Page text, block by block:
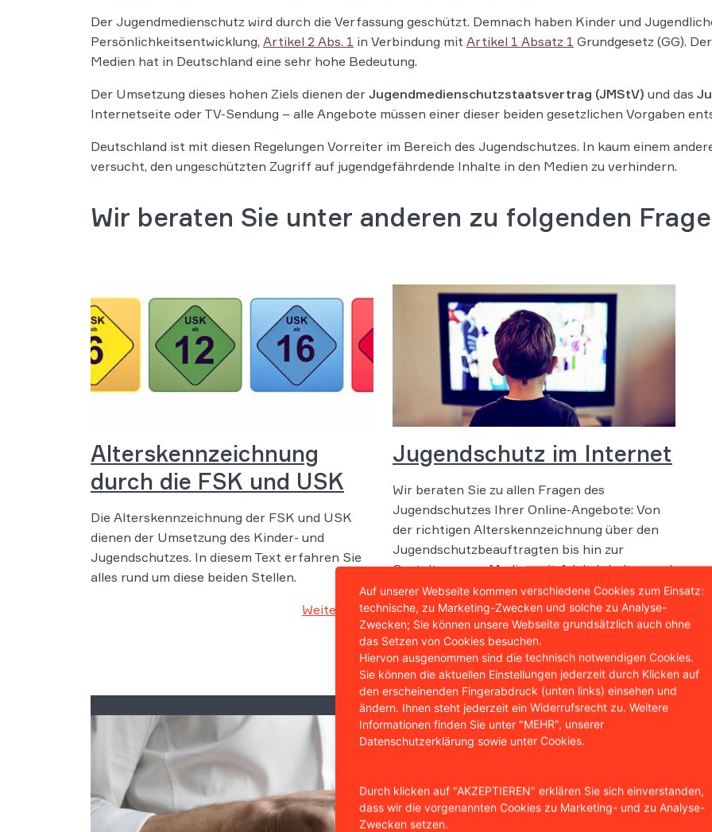
Der Jugendmedienschutz wird durch die Verfassung geschützt. Demnach haben Kinder und
Persönlichkeitsentwicklung, Artikel 2 Abs. 1 in Verbindung mit Artikel 1 Absatz 1 Grundgesetz (GG).
Medien hat in Deutschland eine sehr hohe Bedeutung.
Der Umsetzung dieses hohen Ziels dienen der Jugendmedienschutzstaatsvertrag (JMStV) und das
Internetseite oder TV-Sendung – alle Angebote müssen einer dieser beiden gesetzlichen Vorgaben
Deutschland ist mit diesen Regelungen Vorreiter im Bereich des Jugendschutzes. In kaum einem
versucht, den ungeschützten Zugriff auf jugendgefährdende Inhalte in den Medien zu verhindern.
Wir beraten Sie unter anderen zu folgenden
Alterskennzeichnung
durch die FSK und USK
Die Alterskennzeichnung der FSK und USK
dienen der Umsetzung des Kinder- und
Jugendschutzes. In diesem Text erfahren Sie
alles rund um diese beiden Stellen.
Weiterlesen
Jugendschutz im Internet
Wir beraten Sie zu allen Fragen des
Jugendschutzes Ihrer Online-Angebote: Von
der richtigen Alterskennzeichnung über den
Jugendschutzbeauftragten bis hin zur
Gestaltung von Medien mit Adult-Inhalten und
dem Versandhandel im Internet.
Weiterlesen
Sie brauchen
eine kostenlose
Auf unserer Webseite kommen verschiedene Cookies zum Einsatz:
technische, zu Marketing-Zwecken und solche zu Analyse-
Zwecken; Sie können unsere Webseite grundsätzlich auch ohne
das Setzen von Cookies besuchen.
Hiervon ausgenommen sind die technisch notwendigen Cookies.
Sie können die aktuellen Einstellungen jederzeit durch Klicken auf
den erscheinenden Fingerabdruck (unten links) einsehen und
ändern. Ihnen steht jederzeit ein Widerrufsrecht zu. Weitere
Informationen finden Sie unter "MEHR", unserer
Datenschutzerklärung sowie unter Cookies.
Durch klicken auf "AKZEPTIEREN" erklären Sie sich einverstanden,
dass wir die vorgenannten Cookies zu Marketing- und zu Analyse-
Zwecken setzen.